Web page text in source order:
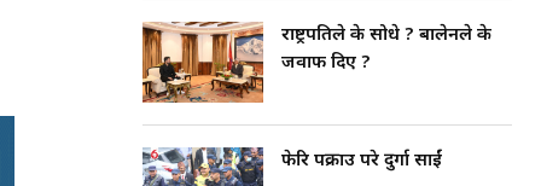
राष्ट्रपतिले के सोधे ? बालेनले के
जवाफ दिए ?
फेरि पक्राउ परे दुर्गा प्रसाईं